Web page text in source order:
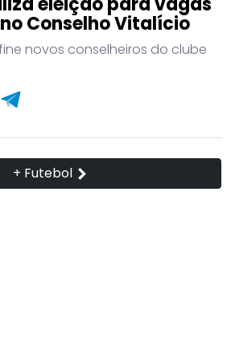
Conselho Vitalício
novos conselheiros do clube
+ Futebol